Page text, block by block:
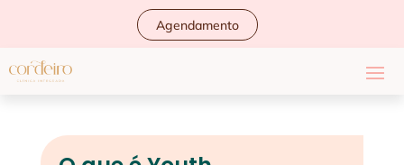
Agendamento